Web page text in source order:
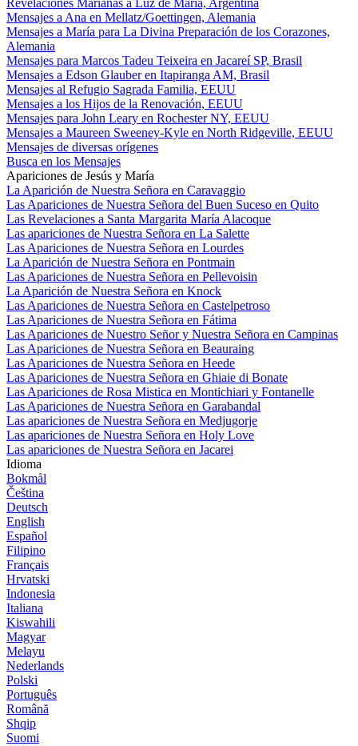
Mensajes a Ana en Mellatz/Goettingen, Alemania
Mensajes a María para La Divina Preparación de los Corazones,
Alemania
Mensajes para Marcos Tadeu Teixeira en Jacareí SP, Brasil
Mensajes a Edson Glauber en Itapiranga AM, Brasil
Mensajes al Refugio Sagrada Familia, EEUU
Mensajes a los Hijos de la Renovación, EEUU
Mensajes para John Leary en Rochester NY, EEUU
Mensajes a Maureen Sweeney-Kyle en North Ridgeville, EEUU
Mensajes de diversas orígenes
Busca en los Mensajes
Apariciones de Jesús y María
La Aparición de Nuestra Señora en Caravaggio
Las Apariciones de Nuestra Señora del Buen Suceso en Quito
Las Revelaciones a Santa Margarita María Alacoque
Las apariciones de Nuestra Señora en La Salette
Las Apariciones de Nuestra Señora en Lourdes
La Aparición de Nuestra Señora en Pontmain
Las Apariciones de Nuestra Señora en Pellevoisin
La Aparición de Nuestra Señora en Knock
Las Apariciones de Nuestra Señora en Castelpetroso
Las Apariciones de Nuestra Señora en Fátima
Las Apariciones de Nuestro Señor y Nuestra Señora en Campinas
Las Apariciones de Nuestra Señora en Beauraing
Las Apariciones de Nuestra Señora en Heede
Las Apariciones de Nuestra Señora en Ghiaie di Bonate
Las Apariciones de Rosa Mistica en Montichiari y Fontanelle
Las Apariciones de Nuestra Señora en Garabandal
Las apariciones de Nuestra Señora en Medjugorje
Las apariciones de Nuestra Señora en Holy Love
Las apariciones de Nuestra Señora en Jacarei
Idioma
Bokmål
Čeština
Deutsch
English
Español
Filipino
Français
Hrvatski
Indonesia
Italiana
Kiswahili
Magyar
Melayu
Nederlands
Polski
Português
Română
Shqip
Suomi